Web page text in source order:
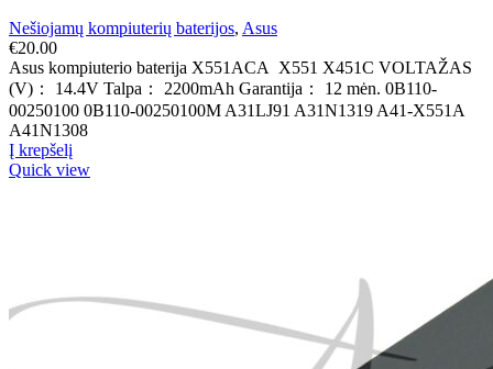
Nešiojamų kompiuterių baterijos, Asus
€20.00
Asus kompiuterio baterija X551ACA X551 X451C VOLTAŽAS
(V)： 14.4V Talpa： 2200mAh Garantija： 12 mėn. 0B110-
00250100 0B110-00250100M A31LJ91 A31N1319 A41-X551A
A41N1308
Į krepšelį
Quick view